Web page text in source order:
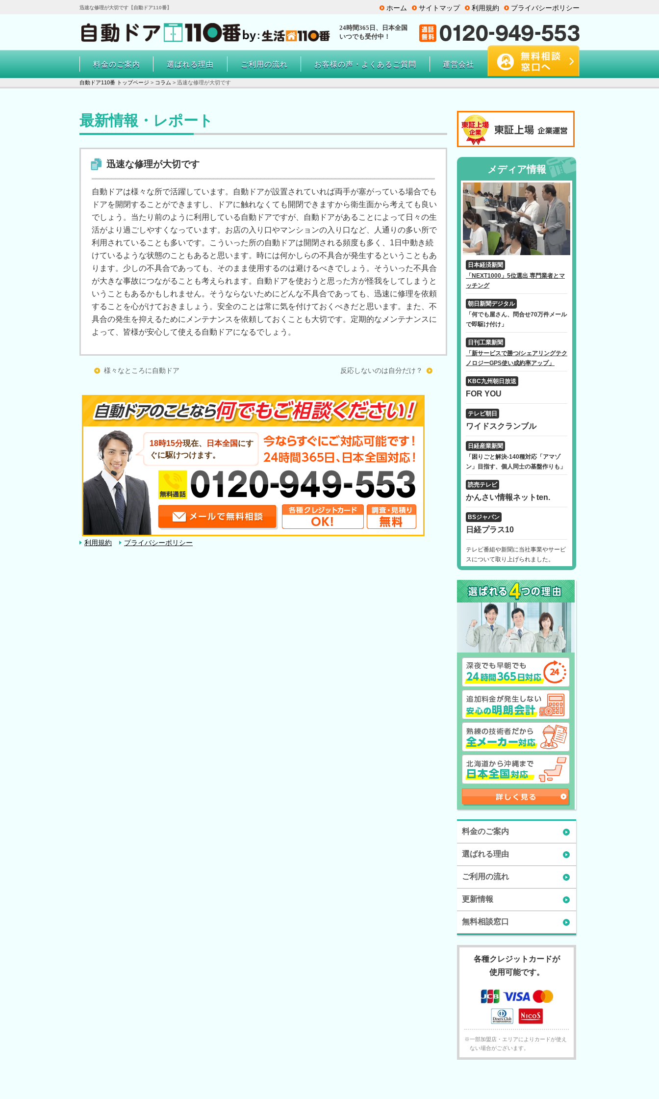
迅速な修理が大切です【自動ドア110番】 ホーム サイトマップ 利用規約 プライバシーポリシー
24時間365日、
日本全国
いつでも受付中！
料金のご案内 選ばれる理由 ご利用の流れ お客様の声・よくあるご質問 運営会社
自動ドア110番 トップページ > コラム > 迅速な修理が大切です
最新情報・レポート
迅速な修理が大切です
自動ドアは様々な所で活躍しています。自動ドアが設置されていれば両手が塞がっている場合でも
ドアを開閉することができますし、ドアに触れなくても開閉できますから衛生面から考えても良い
でしょう。当たり前のように利用している自動ドアですが、自動ドアがあることによって日々の生
活がより過ごしやすくなっています。お店の入り口やマンションの入り口など、人通りの多い所で
利用されていることも多いです。こういった所の自動ドアは開閉される頻度も多く、1日中動き続
けているような状態のこともあると思います。時には何かしらの不具合が発生するということもあ
ります。少しの不具合であっても、そのまま使用するのは避けるべきでしょう。そういった不具合
が大きな事故につながることも考えられます。自動ドアを使おうと思った方が怪我をしてしまうと
いうこともあるかもしれません。そうならないためにどんな不具合であっても、迅速に修理を依頼
することを心がけておきましょう。安全のことは常に気を付けておくべきだと思います。また、不
具合の発生を抑えるためにメンテナンスを依頼しておくことも大切です。定期的なメンテナンスに
よって、皆様が安心して使える自動ドアになるでしょう。
様々なところに自動ドア 反応しないのは自分だけ？
18時15分現在、 日本全国にす
ぐに駆けつけます。
利用規約 プライバシーポリシー
メディア情報
日本経済新聞
「NEXT1000」5位選出 専門業者とマ
ッチング
朝日新聞デジタル
「何でも屋さん、問合せ70万件メール
で即駆け付け」
日刊工業新聞
「新サービスで勝つ/シェアリングテク
ノロジーGPS使い成約率アップ」
KBC九州朝日放送
FOR YOU
テレビ朝日
ワイドスクランブル
日経産業新聞
「困りごと解決-140種対応「アマゾ
ン」目指す、個人同士の基盤作りも」
読売テレビ
かんさい情報ネットten.
BSジャパン
日経プラス10
テレビ番組や新聞に当社事業やサービ
スについて取り上げられました。
料金のご案内
選ばれる理由
ご利用の流れ
更新情報
無料相談窓口
各種クレジットカードが
使用可能です。
※一部加盟店・エリアによりカードが使え
ない場合がございます。